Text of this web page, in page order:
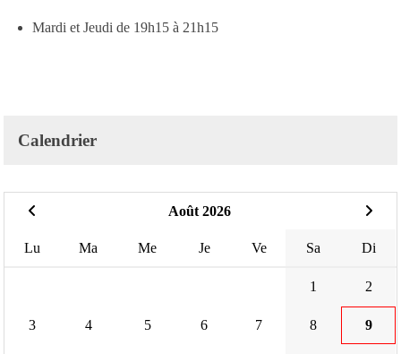
Mardi et Jeudi de 19h15 à 21h15
Calendrier
Août 2026
Lu Ma Me Je Ve Sa Di
1 2
3 4 5 6 7 8 9